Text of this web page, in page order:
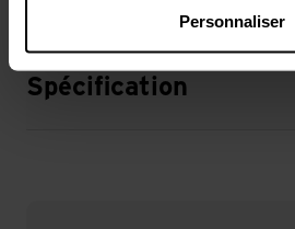
Personnaliser
Spécification